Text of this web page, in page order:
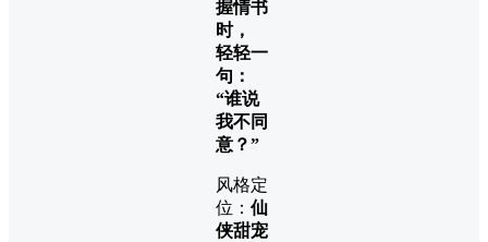
握情书
时，
轻轻一
句：
“谁说
我不同
意？”
风格定
位： 仙
侠甜宠